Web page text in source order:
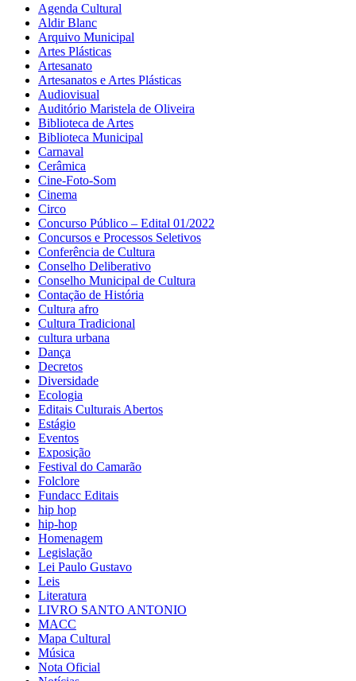
Agenda Cultural
Aldir Blanc
Arquivo Municipal
Artes Plásticas
Artesanato
Artesanatos e Artes Plásticas
Audiovisual
Auditório Maristela de Oliveira
Biblioteca de Artes
Biblioteca Municipal
Carnaval
Cerâmica
Cine-Foto-Som
Cinema
Circo
Concurso Público – Edital 01/2022
Concursos e Processos Seletivos
Conferência de Cultura
Conselho Deliberativo
Conselho Municipal de Cultura
Contação de História
Cultura afro
Cultura Tradicional
cultura urbana
Dança
Decretos
Diversidade
Ecologia
Editais Culturais Abertos
Estágio
Eventos
Exposição
Festival do Camarão
Folclore
Fundacc Editais
hip hop
hip-hop
Homenagem
Legislação
Lei Paulo Gustavo
Leis
Literatura
LIVRO SANTO ANTONIO
MACC
Mapa Cultural
Música
Nota Oficial